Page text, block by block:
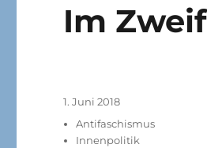
Im
Veröffentlicht
1. Juni 2018
Kategorien
Antifaschismus
Innenpolitik